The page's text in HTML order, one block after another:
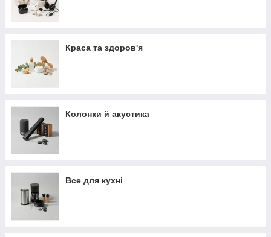
Краса та здоров'я
Колонки й акустика
Все для кухні